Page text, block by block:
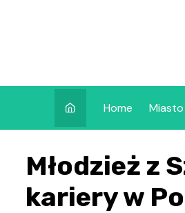
Home Miasto
Młodzież z
kariery w